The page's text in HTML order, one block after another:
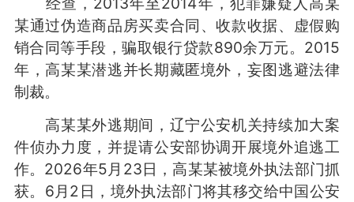
某通过伪造商品房买卖合同、收款收据、虚假购
销合同等手段，骗取银行贷款890余万元。2015
年，高某某潜逃并长期藏匿境外，妄图逃避法律
制裁。
高某某外逃期间，辽宁公安机关持续加大案
件侦办力度，并提请公安部协调开展境外追逃工
作。2026年5月23日，高某某被境外执法部门抓
获。6月2日，境外执法部门将其移交给中国公安